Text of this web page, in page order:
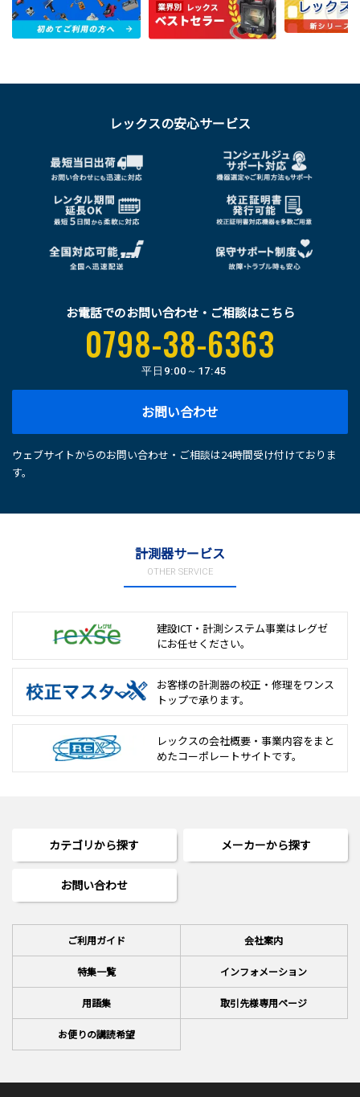
レックスの安心サービス
お電話でのお問い合わせ・ご相談はこちら
0798-38-6363
平日 9:00～17:45
お問い合わせ
ウェブサイトからのお問い合わせ・ご相談は24時間受け付けておりま
す。
計測器サービス
OTHER SERVICE
建設ICT・計測システム事業は レグゼ
にお任せください。
お客様の計測器の校正・修理をワンス
トップで承ります。
レックスの会社概要・事業内容をまと
めたコーポレートサイトです。
カテゴリから探す メーカーから探す
お問い合わせ
ご利用ガイド 会社案内
特集一覧 インフォメーション
用語集 取引先様専用ページ
お便りの講読希望